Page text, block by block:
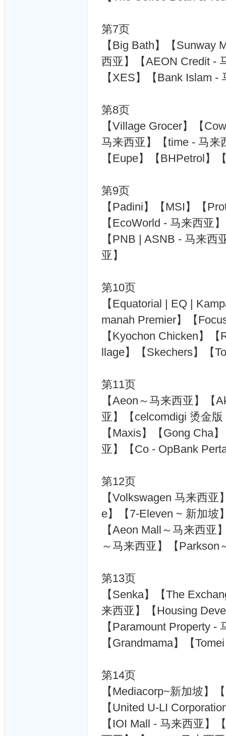
第7页
【Big Bath】【Sunway
西亚】【AEON Credit -
【XES】【Bank Islam
第8页
【Village Grocer】【
马来西亚】【time - 马来
【Eupe】【BHPetrol】
第9页
【Padini】【MSI】【
【EcoWorld - 马来西亚
【PNB | ASNB - 马来西
亚】
第10页
【Equatorial | EQ |
manah Premier】【
【Kyochon Chicken】
llage】【Skechers】【
第11页
【Aeon～马来西亚】【
亚】【celcomdigi 烫金
【Maxis】【Gong Cha
亚】【Co - OpBank
第12页
【Volkswagen 马来西
e】【7-Eleven ~ 新加坡
【Aeon Mall～马来西亚
～马来西亚】【Parkson
第13页
【Senka】【The
来西亚】【Housing
【Paramount Property
【Grandmama】【
第14页
【Mediacorp~新加坡】
【United U-LI
【IOI Mall - 马来西亚】